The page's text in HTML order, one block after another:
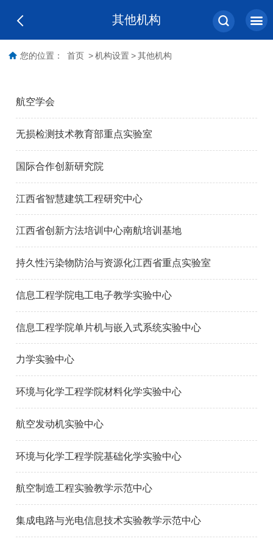
其他机构
您的位置： 首页 > 机构设置 > 其他机构
航空学会
无损检测技术教育部重点实验室
国际合作创新研究院
江西省智慧建筑工程研究中心
江西省创新方法培训中心南航培训基地
持久性污染物防治与资源化江西省重点实验室
信息工程学院电工电子教学实验中心
信息工程学院单片机与嵌入式系统实验中心
力学实验中心
环境与化学工程学院材料化学实验中心
航空发动机实验中心
环境与化学工程学院基础化学实验中心
航空制造工程实验教学示范中心
集成电路与光电信息技术实验教学示范中心